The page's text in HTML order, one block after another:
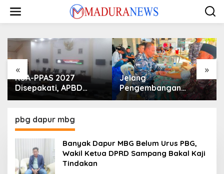
konten
« »
KUA-PPAS 2027
Disepakati, APBD
Sampang Defisit Rp
Jelang
Pengembangan
Lapangan Hidayah,
Nelayan Sampang
pbg dapur mbg
Banyak Dapur MBG Belum Urus PBG,
Wakil Ketua DPRD Sampang Bakal Kaji
Tindakan